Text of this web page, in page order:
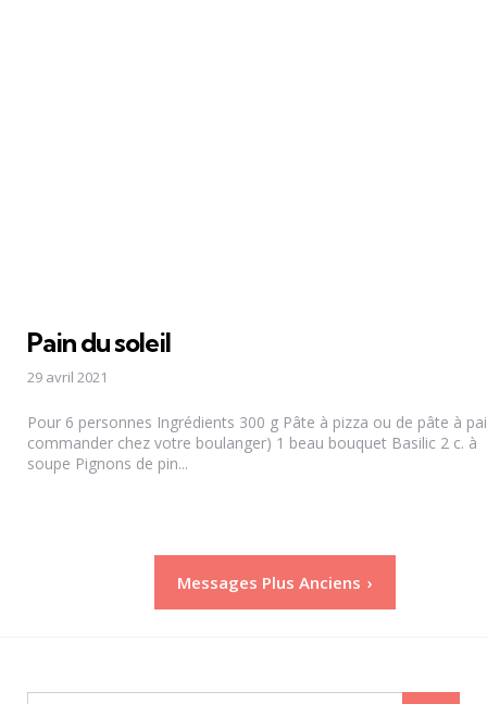
Pain du soleil
29 avril 2021
Pour 6 personnes Ingrédients 300 g Pâte à pizza ou de pâte à
commander chez votre boulanger) 1 beau bouquet Basilic 2 c. à
soupe Pignons de pin...
Messages Plus Anciens